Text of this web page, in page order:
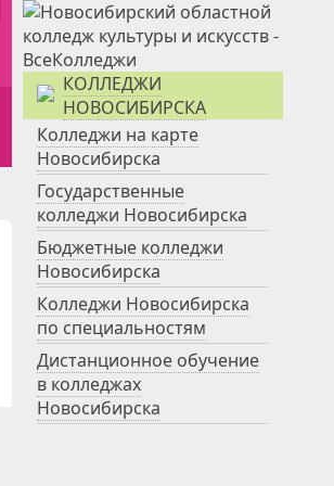
КОЛЛЕДЖИ
НОВОСИБИРСКА
Колледжи на карте
Новосибирска
Государственные
колледжи Новосибирска
Бюджетные колледжи
Новосибирска
Колледжи Новосибирска
по специальностям
Дистанционное обучение
в колледжах
Новосибирска